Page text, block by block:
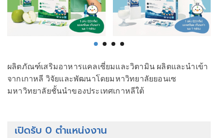
ผลิตภัณฑ์เสริมอาหารแคลเซี่ยมและวิตามิน ผลิตและนำเข้า
จากเกาหลี วิจัยและพัฒนาโดยมหาวิทยาลัยยอนเซ
มหาวิทยาลัยชั้นนำของประเทศเกาหลีใต้
เปิดรับ 0 ตำแหน่งงาน